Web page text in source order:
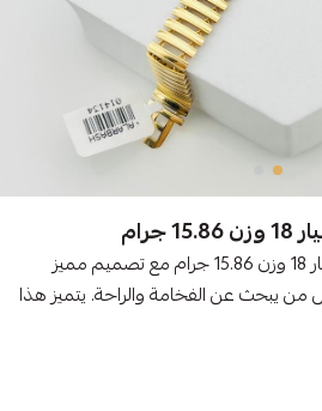
اكتشف أناقة انسيال ذهب عيار 18 وزن 15.86 جرام مع تصميم مميز
من يبحث عن الفخامة والراحة. يتميز هذا